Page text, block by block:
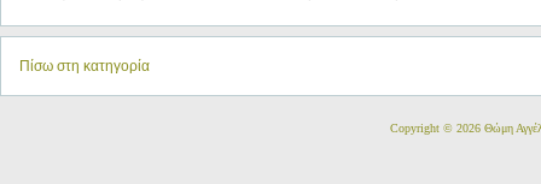
Πίσω στη κατηγορία
Copyright © 2026 Θώμη